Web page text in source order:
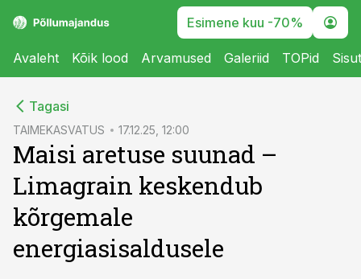
Esimene kuu -70%
Avaleht Kõik lood Arvamused Galeriid TOPid
Tagasi
TAIMEKASVATUS 17.12.25, 12:00
Maisi aretuse suunad –
Limagrain keskendub
kõrgemale
energiasisaldusele